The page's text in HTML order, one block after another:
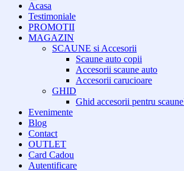
Acasa
Testimoniale
PROMOTII
MAGAZIN
SCAUNE si Accesorii
Scaune auto copii
Accesorii scaune auto
Accesorii carucioare
GHID
Ghid accesorii pentru scaune
Evenimente
Blog
Contact
OUTLET
Card Cadou
Autentificare